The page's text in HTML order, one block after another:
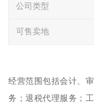
公司类型
可售卖地
经营范围包括会计、
务；退税代理服务；